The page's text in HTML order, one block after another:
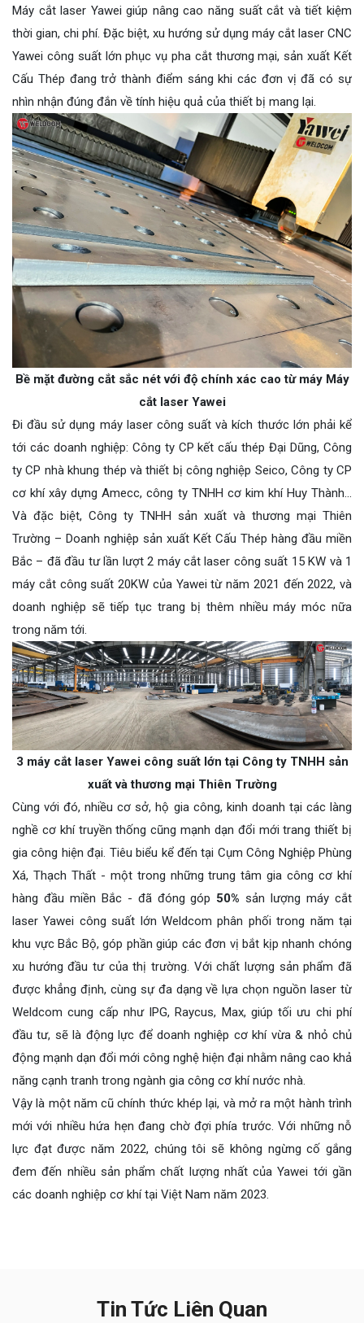
Máy cắt laser Yawei giúp nâng cao năng suất cắt và tiết kiệm
thời gian, chi phí. Đặc biệt, xu hướng sử dụng máy cắt laser CNC
Yawei công suất lớn phục vụ pha cắt thương mại, sản xuất Kết
Cấu Thép đang trở thành điểm sáng khi các đơn vị đã có sự
nhìn nhận đúng đắn về tính hiệu quả của thiết bị mang lại.
Bề mặt đường cắt sắc nét với độ chính xác cao từ máy Máy
cắt laser Yawei
Đi đầu sử dụng máy laser công suất và kích thước lớn phải kể
tới các doanh nghiệp: Công ty CP kết cấu thép Đại Dũng, Công
ty CP nhà khung thép và thiết bị công nghiệp Seico, Công ty CP
cơ khí xây dựng Amecc, công ty TNHH cơ kim khí Huy Thành...
Và đặc biệt, Công ty TNHH sản xuất và thương mại Thiên
Trường – Doanh nghiệp sản xuất Kết Cấu Thép hàng đầu miền
Bắc – đã đầu tư lần lượt 2 máy cắt laser công suất 15 KW và 1
máy cắt công suất 20KW của Yawei từ năm 2021 đến 2022, và
doanh nghiệp sẽ tiếp tục trang bị thêm nhiều máy móc nữa
trong năm tới.
3 máy cắt laser Yawei công suất lớn tại Công ty TNHH sản
xuất và thương mại Thiên Trường
Cùng với đó, nhiều cơ sở, hộ gia công, kinh doanh tại các làng
nghề cơ khí truyền thống cũng mạnh dạn đổi mới trang thiết bị
gia công hiện đại. Tiêu biểu kể đến tại Cụm Công Nghiệp Phùng
Xá, Thạch Thất - một trong những trung tâm gia công cơ khí
hàng đầu miền Bắc - đã đóng góp 50% sản lượng máy cắt
laser Yawei công suất lớn Weldcom phân phối trong năm tại
khu vực Bắc Bộ, góp phần giúp các đơn vị bắt kịp nhanh chóng
xu hướng đầu tư của thị trường. Với chất lượng sản phẩm đã
được khẳng định, cùng sự đa dạng về lựa chọn nguồn laser từ
Weldcom cung cấp như IPG, Raycus, Max, giúp tối ưu chi phí
đầu tư, sẽ là động lực để doanh nghiệp cơ khí vừa & nhỏ chủ
động mạnh dạn đổi mới công nghệ hiện đại nhằm nâng cao khả
năng cạnh tranh trong ngành gia công cơ khí nước nhà.
Vậy là một năm cũ chính thức khép lại, và mở ra một hành trình
mới với nhiều hứa hẹn đang chờ đợi phía trước. Với những nỗ
lực đạt được năm 2022, chúng tôi sẽ không ngừng cố gắng
đem đến nhiều sản phẩm chất lượng nhất của Yawei tới gần
các doanh nghiệp cơ khí tại Việt Nam năm 2023.
Tin Tức Liên Quan